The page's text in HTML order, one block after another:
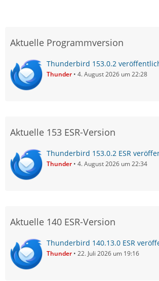
Aktuelle Programmversion
Thunderbird 153.0.2
Thunder 4. August 2026 um 22:28
Aktuelle 153 ESR-Version
Thunderbird 153.0.2 ESR
Thunder 4. August 2026 um 22:34
Aktuelle 140 ESR-Version
Thunderbird 140.13.0 ESR
Thunder 22. Juli 2026 um 19:16